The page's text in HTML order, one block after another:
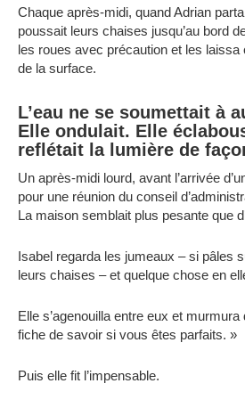
Chaque après-midi, quand Adrian
poussait leurs chaises jusqu’au bord
les roues avec précaution et les laissa
de la surface.
L’eau ne se soumettait à
Elle ondulait. Elle
reflétait la lumière de
Un après-midi lourd, avant l’arrivée
pour une réunion du conseil
La maison semblait plus pesante que
Isabel regarda les jumeaux – si pâles
leurs chaises – et quelque chose en
Elle s’agenouilla entre eux et murmura
fiche de savoir si vous êtes parfaits. »
Puis elle fit l’impensable.